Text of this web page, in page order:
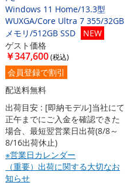
Windows 11 Home/13.3型
WUXGA/Core Ultra 7 355/32GB
メモリ/512GB SSD
NEW
ゲスト価格
￥347,600
会員登録で割引
配送料無料
出荷目安 : [即納モデル]当社にて
正午までにご入金を確認できた
場合、最短翌営業日出荷(8/8～
8/16出荷休止)
※営業日カレンダー
（重要）出荷に関する大切なお
知らせ